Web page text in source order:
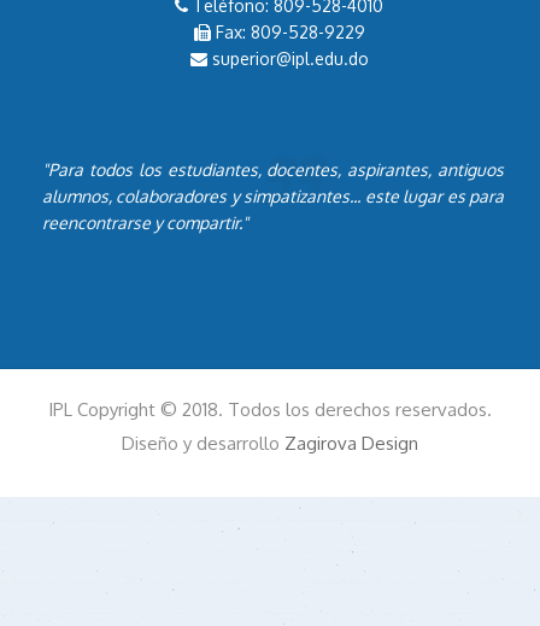
Teléfono: 809-528-4010
Fax: 809-528-9229
superior@ipl.edu.do
"Para todos los estudiantes, docentes, aspirantes, antiguos
alumnos, colaboradores y simpatizantes... este lugar es para
reencontrarse y compartir."
IPL Copyright © 2018. Todos los derechos reservados.
Diseño y desarrollo Zagirova Design